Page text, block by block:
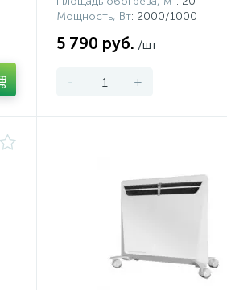
Мощность, Вт: 2000/1000
5 790 руб. /шт
- +